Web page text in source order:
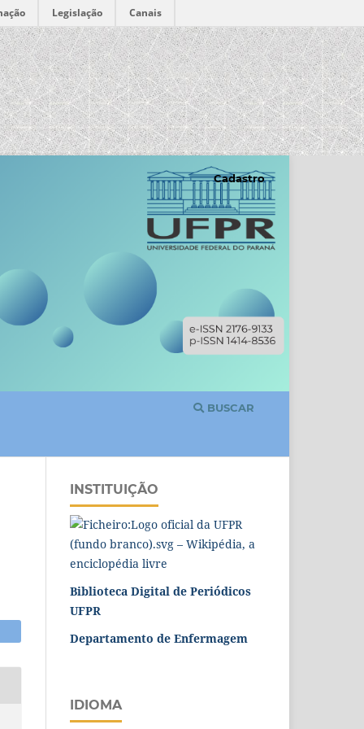
Legislação Canais
BUSCAR
Cadastro
INSTITUIÇÃO
Biblioteca Digital de Periódicos
UFPR
Departamento de Enfermagem
IDIOMA